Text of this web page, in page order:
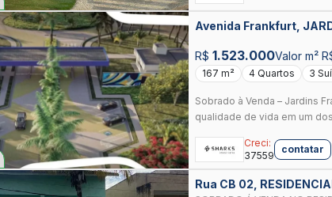
Avenida Frankfurt,
R$ 1.523.000Valor m²
167 m² 4 Quartos 3
Sobrado à Venda – Jardins
qualidade de vida em um
Creci:
37559
contatar
Rua CB 02,